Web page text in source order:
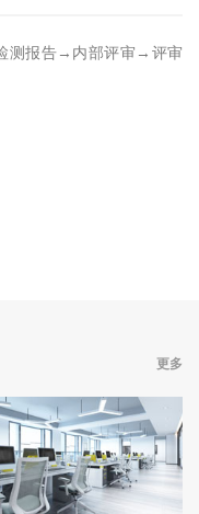
测报告→内部评审→评审
更多